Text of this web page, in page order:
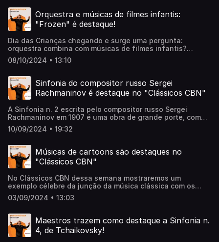
eles ao longo do comentário.
Orquestra e músicas de filmes infantis:
"Frozen" é destaque!
Dia das Crianças chegando e surge uma pergunta:
orquestra combina com músicas de filmes infantis?
Violinos, flautas, trompetes se adaptam bem nesse tipo
de música? Nesta edição do "Clássicos CBN", com o
dos temas de um campeão de bilheteria: "Frozen". Ouça a
conversa completa!
08/10/2024 • 13:10
Sinfonia do compositor russo Sergei
Rachmaninov é destaque no "Clássicos CBN"
A Sinfonia n. 2 escrita pelo compositor russo Sergei
Rachmaninov em 1907 é uma obra de grande porte, com
melodias cativantes e uma força sonora que causa
grande impacto nos ouvintes. Nesta edição do Clássicos
um pouco mais dessa obra, que será apresentada pela
Orquestra Sinfônica do Espírito Santo (Oses) em Vitória
nos dias 12 e 13 de setembro. A Oses apresenta, nos dias
séries Quinta e Sexta Clássica com a apresentação da
Sinfonia n.º 2, do compositor russo Sergei Rachmaninov.
Sob a regência da maestrina convidada Ligia Amadio, uma
das mais destacadas regentes latino-americanas da
uma obra da compositora Eva Irene Lopszyc, Háblame de
Dios… y el Almendro floreció.
10/09/2024 • 19:32
Músicas de cartoons são destaques no
"Clássicos CBN"
No Clássicos CBN dessa semana mostraremos um
exemplo célebre da junção da música clássica com os
desenhos animados. Em A Corny Concert, a valsa O
Danúbio Azul serve de fio condutor para a ação
03/09/2024 • 13:03
Maestros trazem como destaque a Sinfonia n.
4, de Tchaikovsky!